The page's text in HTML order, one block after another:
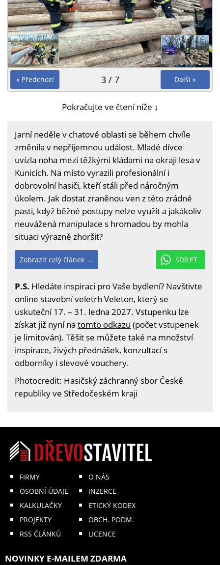
« Předchozí Další »
3 / 7
Pokračujte ve čtení níže ↓
Jarní neděle v chatové oblasti se během chvíle
změnila v nepříjemnou událost. Mladé dívce
uvízla noha mezi těžkými kládami na okraji lesa v
Kunicích. Na místo vyrazili profesionální i
dobrovolní hasiči, kteří stáli před náročným
úkolem. Jak dostat zraněnou ven z této zrádné
pasti, když běžné postupy nelze využít a jakákoliv
neuvážená manipulace s hromadou by mohla
situaci výrazně zhoršit?
SDÍLET
Zobrazit celý článek →
P.S. Hledáte inspiraci pro Vaše bydlení? Navštivte
online stavební veletrh Veleton, který se
uskuteční 17. – 31. ledna 2027. Vstupenku lze
získat již nyní na tomto odkazu (počet vstupenek
je limitován). Těšit se můžete také na množství
inspirace, živých přednášek, konzultací s
odborníky i slevové vouchery.
Photocredit: Hasičský záchranný sbor České
republiky ve Středočeském kraji
FIRMY
OSOBNÍ ÚDAJE
KALKULAČKY
PROJEKTY
RSS ČLÁNKŮ
O NÁS
INZERCE
ETICKÝ KODEX
OBCH. PODM.
LICENCE
NOVINKY E-MAILEM ZDARMA